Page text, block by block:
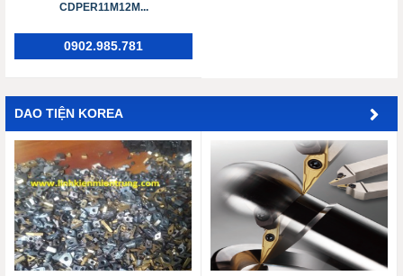
CDPER11M12M...
0902.985.781
DAO TIỆN KOREA